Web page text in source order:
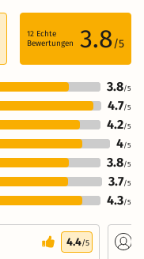
12 Echte
Bewertungen
3.8/5
3.8/5
4.7/5
4.2/5
4/5
3.8/5
3.7/5
4.3/5
4.4/5